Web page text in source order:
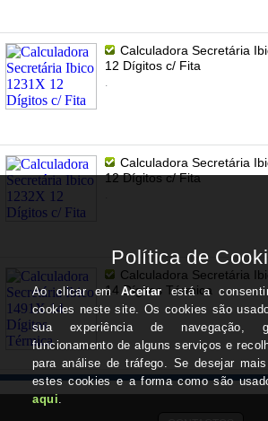
Calculadora Secretária
12 Dígitos c/ Fita
.
Calculadora Secretária
12 Dígitos c/ Fita
Calculadora Secretária
14 Dígitos Térmica
.